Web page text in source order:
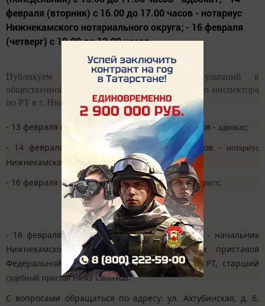
февраля (вторник) с 16.00 до 17.00 часов - нотариус
Нижнекамского нотариального округа; - 16 февраля
(четверг) с 10.00 до 12.00 часов -...
Публикуем расписание бесплатных консультаций в
общественной приёмной Главного федерального инспектора
по РТ в г. Нижнекамск.
- 13 февраля (понедельник) с 15.00 до 17.00 часов - адвокат;
- 14 февраля (вторник) с 16.00 до 17.00 часов -
нотариус
Нижнекамского нотариального округа;
- 16 февраля (четверг) с 10.00 до 12.00 часов -юрист;
- 16 февраля (четверг) с 15.00 до 17.00 часов - начальник
Нижнекамского районного отдела судебных приставов
Федеральной службы судебных приставов по РТ, старший
судебный приставНияз Салахов.
С вопросами обращаться по адресу: ул. Ахтубинская, д. 6,